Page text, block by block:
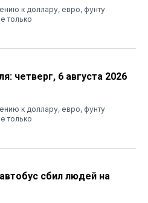
к доллару, евро, фунту
только
четверг, 6 августа 2026
к доллару, евро, фунту
только
сбил людей на